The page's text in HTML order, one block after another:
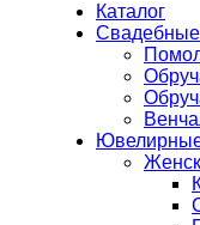
Каталог